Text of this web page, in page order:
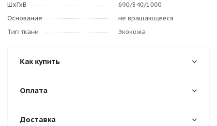
ШхГхВ
690/840/1000
Основание
не вращающееся
Тип ткани
Экокожа
Как купить
Оплата
Доставка